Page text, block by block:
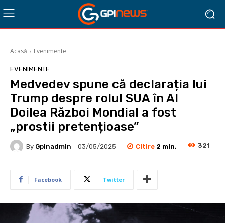
Acasă Evenimente
EVENIMENTE
Medvedev spune că declarația lui
Trump despre rolul SUA în Al
Doilea Război Mondial a fost
„prostii pretențioase”
By Gpinadmin 03/05/2025 Citire 2 min. 321
Facebook Twitter